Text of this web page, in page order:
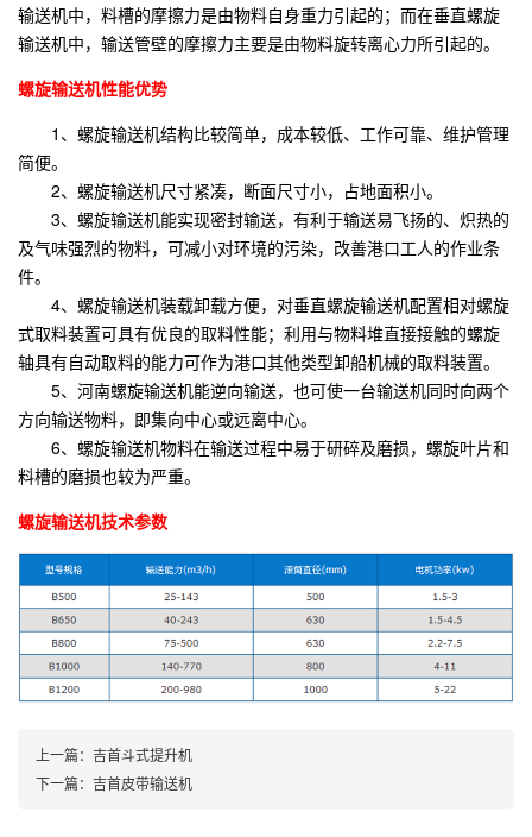
输送机中，料槽的摩擦力是由物料自身重力引起的；而在垂直螺旋
输送机中，输送管壁的摩擦力主要是由物料旋转离心力所引起的。
螺旋输送机性能优势
1、螺旋输送机结构比较简单，成本较低、工作可靠、维护管理
简便。
2、螺旋输送机尺寸紧凑，断面尺寸小，占地面积小。
3、螺旋输送机能实现密封输送，有利于输送易飞扬的、炽热的
及气味强烈的物料，可减小对环境的污染，改善港口工人的作业条
件。
4、螺旋输送机装载卸载方便，对垂直螺旋输送机配置相对螺旋
式取料装置可具有优良的取料性能；利用与物料堆直接接触的螺旋
轴具有自动取料的能力可作为港口其他类型卸船机械的取料装置。
5、河南螺旋输送机能逆向输送，也可使一台输送机同时向两个
方向输送物料，即集向中心或远离中心。
6、螺旋输送机物料在输送过程中易于研碎及磨损，螺旋叶片和
料槽的磨损也较为严重。
螺旋输送机技术参数
上一篇： 吉首斗式提升机
下一篇： 吉首皮带输送机